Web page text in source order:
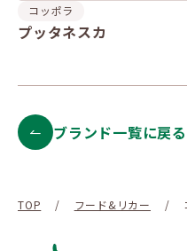
コッポラ
プッタネスカ
ブランド一覧に戻る
TOP / フード&リカー /